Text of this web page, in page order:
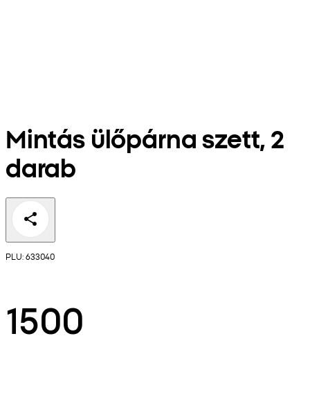
Mintás ülőpárna szett, 2
darab
PLU: 633040
1500